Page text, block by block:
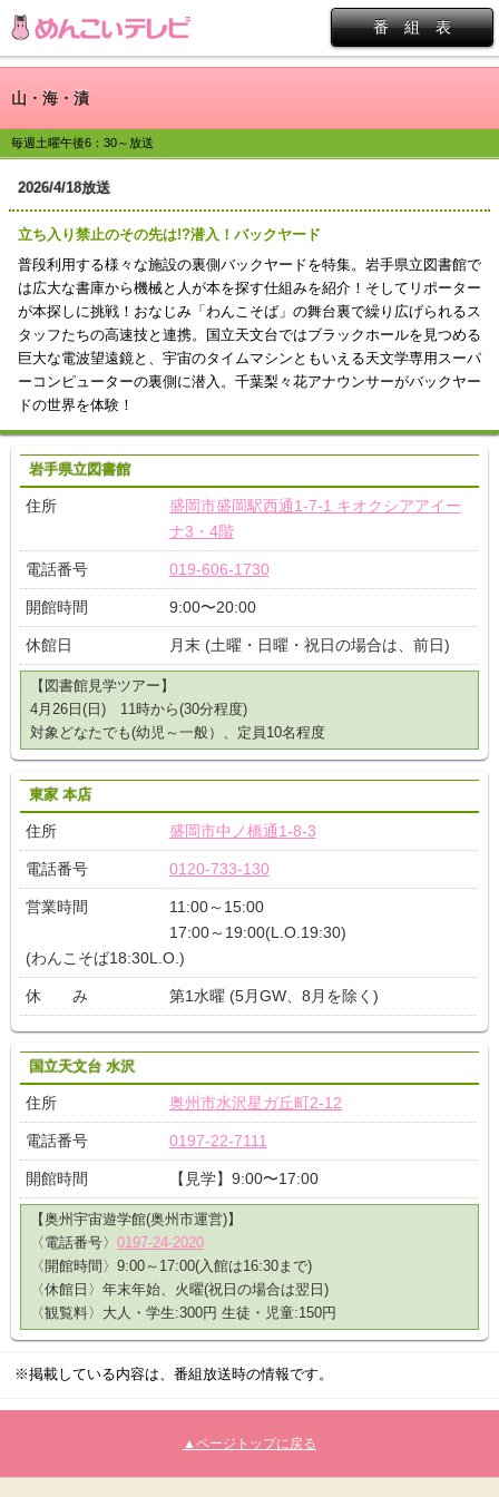
番 組 表
山・海・漬
毎週土曜午後6：30～放送
2026/4/18放送
立ち入り禁止のその先は!?潜入！バックヤード
普段利用する様々な施設の裏側バックヤードを特集。岩手県立図書館で
は広大な書庫から機械と人が本を探す仕組みを紹介！そしてリポーター
が本探しに挑戦！おなじみ「わんこそば」の舞台裏で繰り広げられるス
タッフたちの高速技と連携。国立天文台ではブラックホールを見つめる
巨大な電波望遠鏡と、宇宙のタイムマシンともいえる天文学専用スーパ
ーコンピューターの裏側に潜入。千葉梨々花アナウンサーがバックヤー
ドの世界を体験！
岩手県立図書館
住所
盛岡市盛岡駅西通1-7-1 キオクシアアイー
ナ3・4階
電話番号 019-606-1730
開館時間 9:00〜20:00
休館日 月末 (土曜・日曜・祝日の場合は、前日)
【図書館見学ツアー】
4月26日(日) 11時から(30分程度)
対象どなたでも(幼児～一般）、定員10名程度
東家 本店
住所 盛岡市中ノ橋通1-8-3
電話番号 0120-733-130
営業時間
11:00～15:00
17:00～19:00(L.O.19:30)
(わんこそば18:30L.O.)
休 み 第1水曜 (5月GW、8月を除く)
国立天文台 水沢
住所 奥州市水沢星ガ丘町2-12
電話番号 0197-22-7111
開館時間 【見学】9:00〜17:00
【奥州宇宙遊学館(奥州市運営)】
〈電話番号〉 0197-24-2020
〈開館時間〉9:00～17:00(入館は16:30まで)
〈休館日〉年末年始、火曜(祝日の場合は翌日)
〈観覧料〉大人・学生:300円 生徒・児童:150円
※掲載している内容は、番組放送時の情報です。
▲ページトップに戻る